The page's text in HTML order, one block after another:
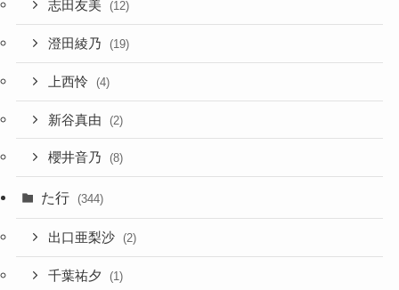
志田友美 (12)
澄田綾乃 (19)
上西怜 (4)
新谷真由 (2)
櫻井音乃 (8)
た行 (344)
出口亜梨沙 (2)
千葉祐夕 (1)